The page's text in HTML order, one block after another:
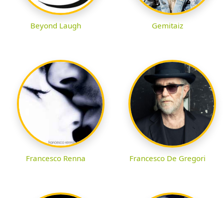
Beyond Laugh Gemitaiz
Francesco Renna Francesco De Gregori